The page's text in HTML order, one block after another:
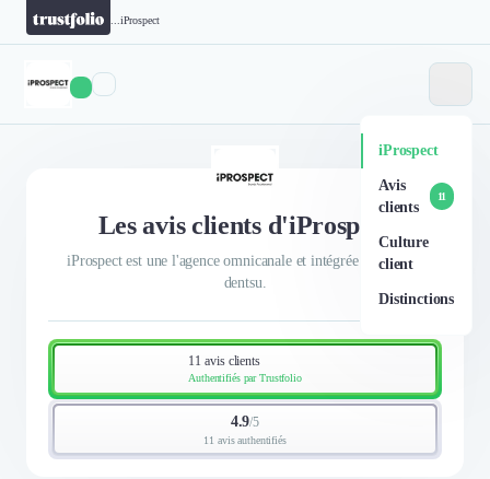
iProspect
iProspect
Avis
clients
11
Culture
client
Distinctions
Les avis clients d'iProspect
iProspect est une l'agence omnicanale et intégrée du groupe
dentsu.
11 avis clients
Authentifiés par Trustfolio
4.9/5
11 avis authentifiés